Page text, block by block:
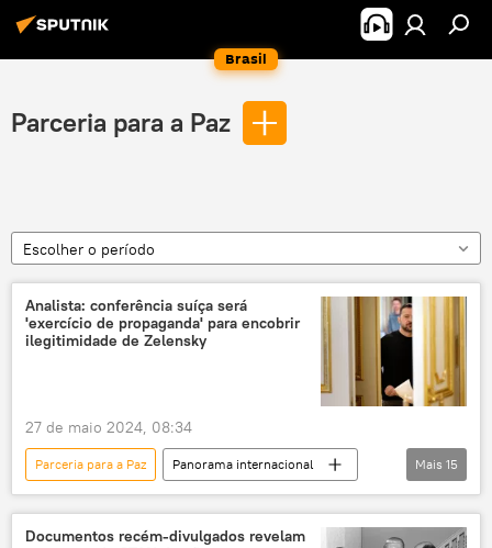
Brasil
Parceria para a Paz
Escolher o período
Analista: conferência suíça será
'exercício de propaganda' para encobrir
ilegitimidade de Zelensky
27 de maio 2024, 08:34
Parceria para a Paz
Panorama internacional
Análise
Europa
Ucrânia
conferência
Mais 15
Documentos recém-divulgados revelam